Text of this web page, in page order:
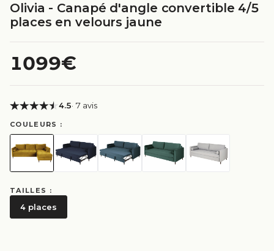
Olivia - Canapé d'angle convertible 4/5
places en velours jaune
1099€
4.5· 7 avis
COULEURS :
TAILLES :
4 places